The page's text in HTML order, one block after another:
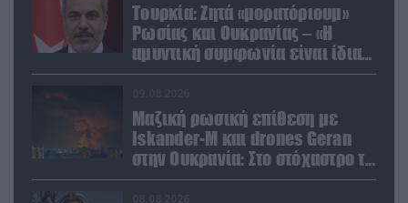
Τουρκία: Ζητά «μορατόριουμ»
Ρωσίας και Ουκρανίας – «Η
αμυντική συμφωνία είναι ίδια
με το άρθρο 5 του ΝΑΤΟ» (upd)
Μαζική ρωσική επίθεση με
Iskander-M και drones Geran
στην Ουκρανία: Στο στόχαστρο το
εργοστάσιο των Flamingo